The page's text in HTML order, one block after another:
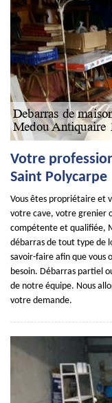
Votre
Saint Polycarpe
Vous êtes propriétaire et
votre cave, votre grenier
compétente et qualifiée,
débarras de tout type de
savoir-faire afin que vous
besoin. Débarras partiel
de notre équipe. Nous
votre demande.